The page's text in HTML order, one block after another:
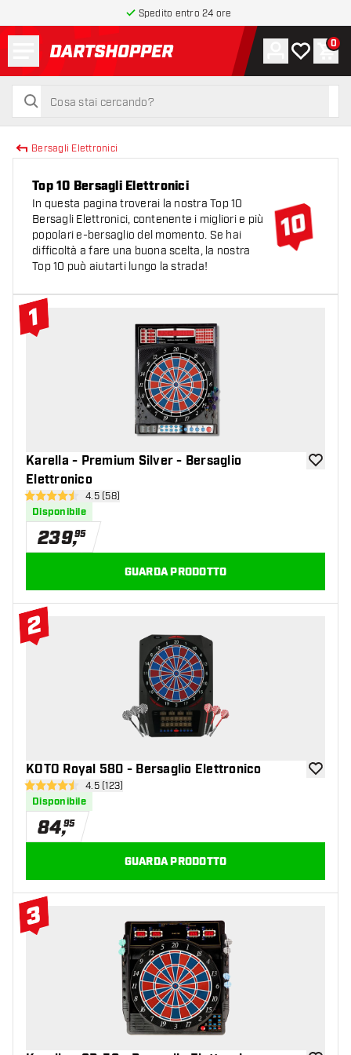
Spedito entro 24 ore
torna alla home page
cerca
cerca
Account
La mia0
Bersagli Elettronici
Top 10 Bersagli Elettronici
In questa pagina troverai la nostra Top 10
Bersagli Elettronici, contenente i migliori e più
popolari e-bersaglio del momento. Se hai
difficoltà a fare una buona scelta, la nostra
Top 10 può aiutarti lungo la strada!
1
#1 Top 10
Karella - Premium Silver - Bersaglio
Elettronico
apri pannello recensioni
4.5 stelle di valutazione
4.5 (58)
Disponibile
239,95
GUARDA PRODOTTO
2
#2 Top 10
KOTO Royal 580 - Bersaglio Elettronico
apri pannello recensioni
4.5 stelle di valutazione
4.5 (123)
Disponibile
84,95
GUARDA PRODOTTO
3
#3 Top 10